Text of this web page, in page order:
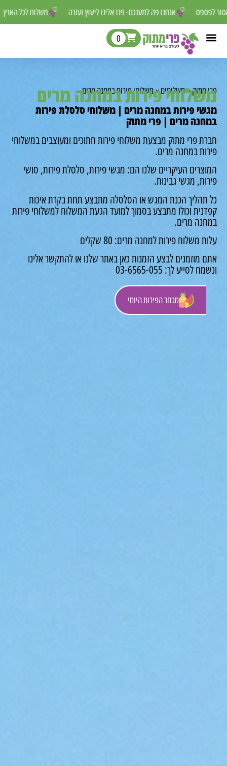
משלוח לכל אנחנו פה למענכם- פנו אלינו ליעוץ ועזרה שאסור לפספס
מבחר הפירות היומי
0
»משלוחים»משלוחי פירות במחנה מרים
פירות במחנה מרים
פירות במחנה מרים | משלוחי סלסלת פירות
מרים | פרי מתוק
פרי מתוק מבצעת משלוחי פירות חתוכים ומעוצבים במשלוחי
במחנה מרים.
העיקריים שלנו הם: מגשי פירות, סלסלת פירות, סושי
מגשי גבינות.
הכנת המגש או הסלסלה מתבצע תחת בקרת איכות
וכולו מתבצע בסמוך למועד הגעת המשלוח למשלוחי פירות
מרים.
משלוח פירות למחנה מרים: 80 שקלים
מוזמנים לבצע הזמנות כאן באתר שלנו או להתקשר אלינו
לך: 03-6565-055